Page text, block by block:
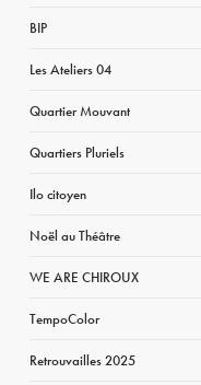
BIP
Les Ateliers 04
Quartier Mouvant
Quartiers Pluriels
Ilo citoyen
Noël au Théâtre
WE ARE CHIROUX
TempoColor
Retrouvailles 2025